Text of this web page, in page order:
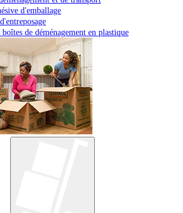
d'emballage
de déménagement en plastique